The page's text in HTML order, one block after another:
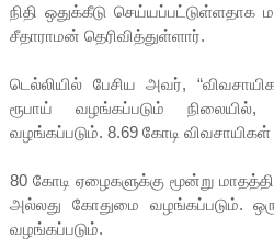
நிதி ஒதுக்கீடு செய்யப்பட்டுள்ளதாக
சீதாராமன் தெரிவித்துள்ளார்.
டெல்லியில் பேசிய அவர்,
ரூபாய் வழங்கப்படும்
வழங்கப்படும். 8.69 கோடி
80 கோடி ஏழைகளுக்கு மூன்று
அல்லது கோதுமை வழங்கப்படும்.
வழங்கப்படும்.